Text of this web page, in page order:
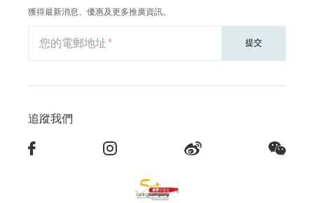
獲得最新消息、優惠及更多推廣資訊。
您的電郵地址 提交
追蹤我們